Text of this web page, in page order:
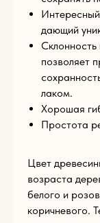
дающий
позволяет
лаком.
Хорошая
Простота
Цвет
возраста
белого и
коричневого.
© Эклектика-декор
Резной погонаж
1794881@mail.ru
+7 (965) 179-48-81
г. Щелково, ул.
КАТАЛОГ